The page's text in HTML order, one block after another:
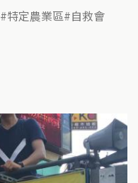
特定農業區 自救會